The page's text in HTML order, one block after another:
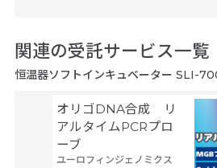
関連の受託サービス一覧
恒温器ソフトインキュベーター SLI-
オリゴDNA合成 リ
アルタイムPCRプロ
ーブ
ユーロフィンジェノミクス